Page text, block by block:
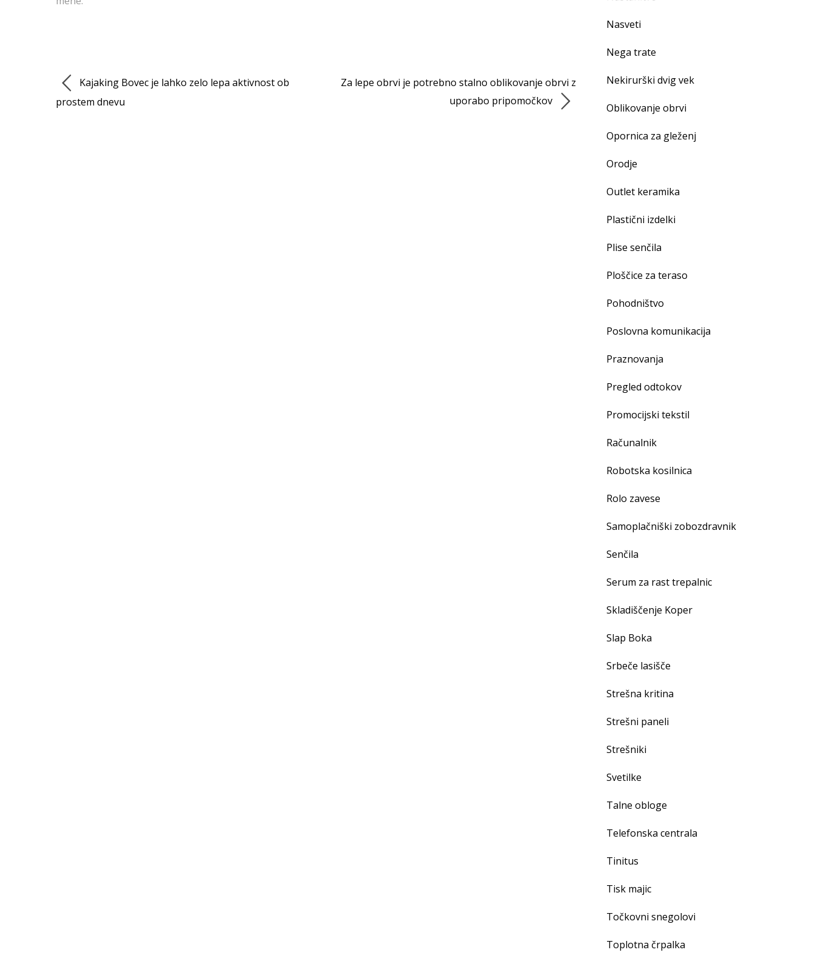
Kajaking Bovec je lahko zelo lepa aktivnost ob
prostem dnevu
Za lepe obrvi je potrebno stalno oblikovanje obrvi z
uporabo pripomočkov
Nasveti
Nega trate
Nekirurški dvig vek
Oblikovanje obrvi
Opornica za gleženj
Orodje
Outlet keramika
Plastični izdelki
Plise senčila
Ploščice za teraso
Pohodništvo
Poslovna komunikacija
Praznovanja
Pregled odtokov
Promocijski tekstil
Računalnik
Robotska kosilnica
Rolo zavese
Samoplačniški zobozdravnik
Senčila
Serum za rast trepalnic
Skladiščenje Koper
Slap Boka
Srbeče lasišče
Strešna kritina
Strešni paneli
Strešniki
Svetilke
Talne obloge
Telefonska centrala
Tinitus
Tisk majic
Točkovni snegolovi
Toplotna črpalka